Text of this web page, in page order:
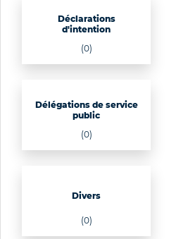
Déclarations
d'intention
(0)
Délégations de service
public
(0)
Divers
(0)